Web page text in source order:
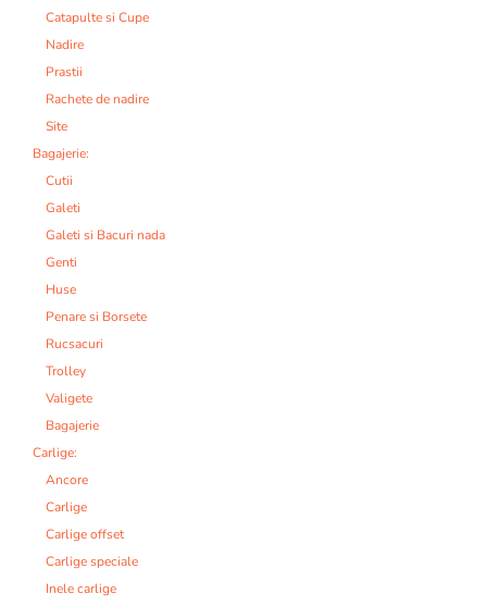
Catapulte si Cupe
Nadire
Prastii
Rachete de nadire
Site
Bagajerie:
Cutii
Galeti
Galeti si Bacuri nada
Genti
Huse
Penare si Borsete
Rucsacuri
Trolley
Valigete
Bagajerie
Carlige:
Ancore
Carlige
Carlige offset
Carlige speciale
Inele carlige